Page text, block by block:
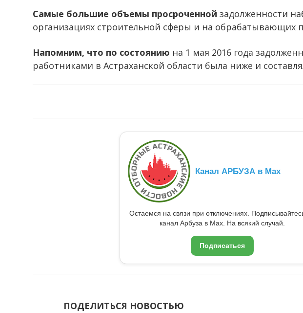
Самые большие объемы просроченной задолженности
организациях строительной сферы и на обрабатывающих
Напомним, что по состоянию на 1 мая 2016 года
работниками в Астраханской области была ниже и
Канал АРБУЗА в Max
Остаемся на связи при отключениях.
канал Арбуза в Max. На всякий случай.
Подписаться
ПОДЕЛИТЬСЯ НОВОСТЬЮ